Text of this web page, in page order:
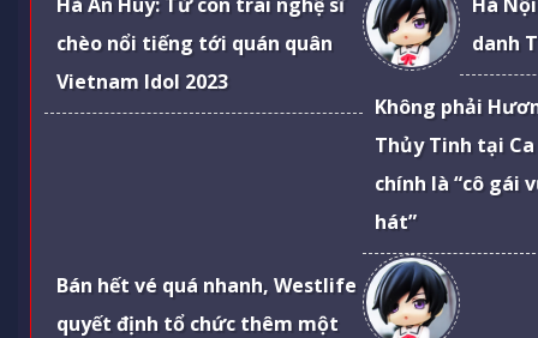
chèo nổi tiếng tới quán quân
Vietnam Idol 2023
danh
Không phải
Thủy Tinh tại
chính là “cô gái
hát”
Bán hết vé quá nhanh, Westlife
quyết định tổ chức thêm một